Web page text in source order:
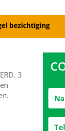
bezichtiging
3